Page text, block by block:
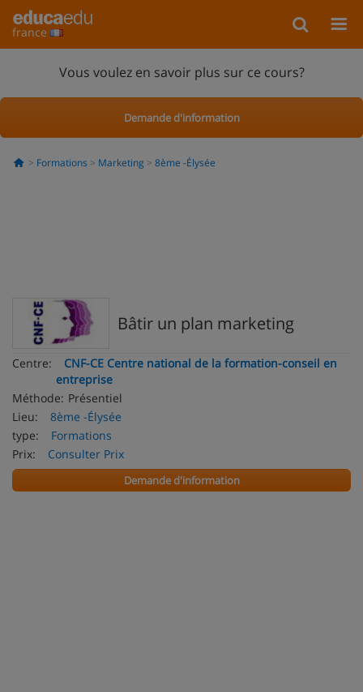
france
Vous voulez en savoir plus sur ce cours?
Demande d'information
Formations Marketing 8ème -Élysée
Bâtir un plan marketing
Centre:
CNF-CE Centre national de la formation-conseil en
entreprise
Méthode: Présentiel
Lieu:
8ème -Élysée
type:
Formations
Prix:
Consulter Prix
Demande d'information